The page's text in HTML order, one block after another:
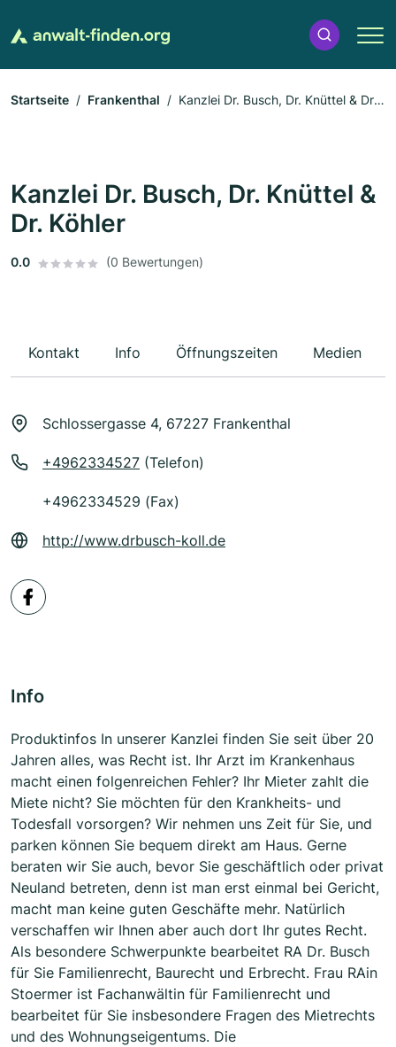
Startseite Frankenthal
Kanzlei Dr. Busch, Dr. Knüttel & Dr.
Kanzlei Dr. Busch, Dr. Knüttel &
Dr. Köhler
0.0 (0 Bewertungen)
Kontakt Info Öffnungszeiten Medien
Schlossergasse 4, 67227 Frankenthal
+4962334527 (Telefon)
+4962334529 (Fax)
http://www.drbusch-koll.de
Info
Produktinfos In unserer Kanzlei finden Sie seit über 20
Jahren alles, was Recht ist. Ihr Arzt im Krankenhaus
macht einen folgenreichen Fehler? Ihr Mieter zahlt die
Miete nicht? Sie möchten für den Krankheits- und
Todesfall vorsorgen? Wir nehmen uns Zeit für Sie, und
parken können Sie bequem direkt am Haus. Gerne
beraten wir Sie auch, bevor Sie geschäftlich oder privat
Neuland betreten, denn ist man erst einmal bei Gericht,
macht man keine guten Geschäfte mehr. Natürlich
verschaffen wir Ihnen aber auch dort Ihr gutes Recht.
Als besondere Schwerpunkte bearbeitet RA Dr. Busch
für Sie Familienrecht, Baurecht und Erbrecht. Frau RAin
Stoermer ist Fachanwältin für Familienrecht und
bearbeitet für Sie insbesondere Fragen des Mietrechts
und des Wohnungseigentums. Die